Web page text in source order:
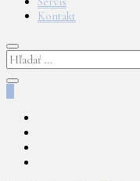
Kontakt
Hľadať: